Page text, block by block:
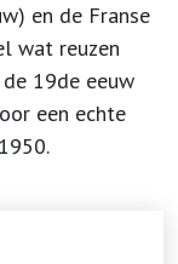
en de Franse
wat reuzen
19de eeuw
een echte